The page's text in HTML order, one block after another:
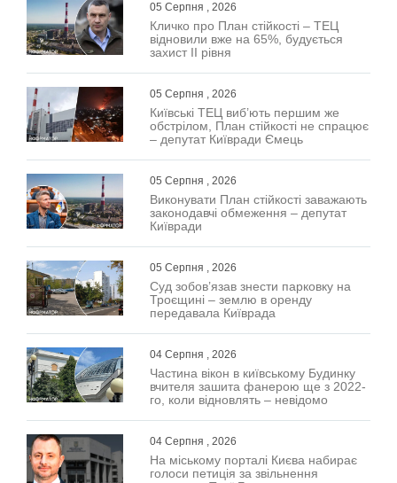
05 Серпня , 2026
Кличко про План стійкості – ТЕЦ
відновили вже на 65%, будується
захист ІІ рівня
05 Серпня , 2026
Київські ТЕЦ виб’ють першим же
обстрілом, План стійкості не спрацює
– депутат Київради Ємець
05 Серпня , 2026
Виконувати План стійкості заважають
законодавчі обмеження – депутат
Київради
05 Серпня , 2026
Суд зобов’язав знести парковку на
Троєщині – землю в оренду
передавала Київрада
04 Серпня , 2026
Частина вікон в київському Будинку
вчителя зашита фанерою ще з 2022-
го, коли відновлять – невідомо
04 Серпня , 2026
На міському порталі Києва набирає
голоси петиція за звільнення